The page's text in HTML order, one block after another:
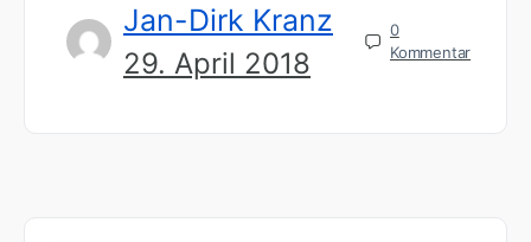
Jan-Dirk Kranz
29. April 2018
0
Kommentar